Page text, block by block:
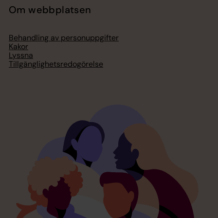
Om webbplatsen
Behandling av personuppgifter
Kakor
Lyssna
Tillgänglighetsredogörelse